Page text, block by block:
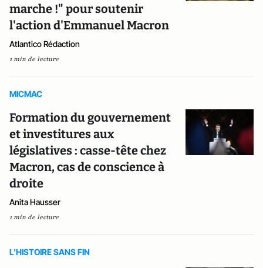
marche !" pour soutenir
l'action d'Emmanuel Macron
Atlantico Rédaction
1 min de lecture
MICMAC
Formation du gouvernement
et investitures aux
législatives : casse-tête chez
Macron, cas de conscience à
droite
Anita Hausser
1 min de lecture
L'HISTOIRE SANS FIN